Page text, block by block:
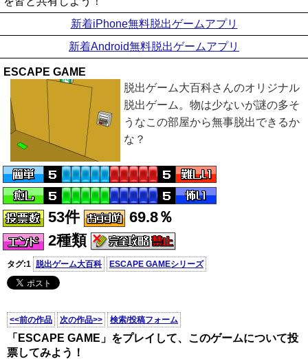
新着iPhone無料脱出ゲームアプリ
新着Android無料脱出ゲームアプリ
ESCAPE GAME
脱出ゲーム大百科さんのオリジナル
脱出ゲーム。物は少ないが謎の多そ
うなこの部屋から無事脱出できるか
な？
53件
69.8％
2種類
タグ:1 脱出ゲーム大百科 ESCAPE GAMEシリーズ
<<前の作品 次の作品>> 検索/投稿フォーム
「ESCAPE GAME」をプレイして、このゲームについて投
票してみよう！